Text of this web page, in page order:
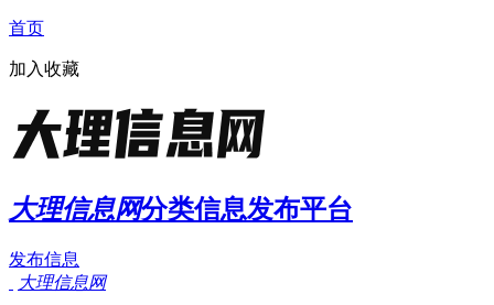
首页
加入收藏
大理信息网分类信息发布平台
发布信息
大理信息网